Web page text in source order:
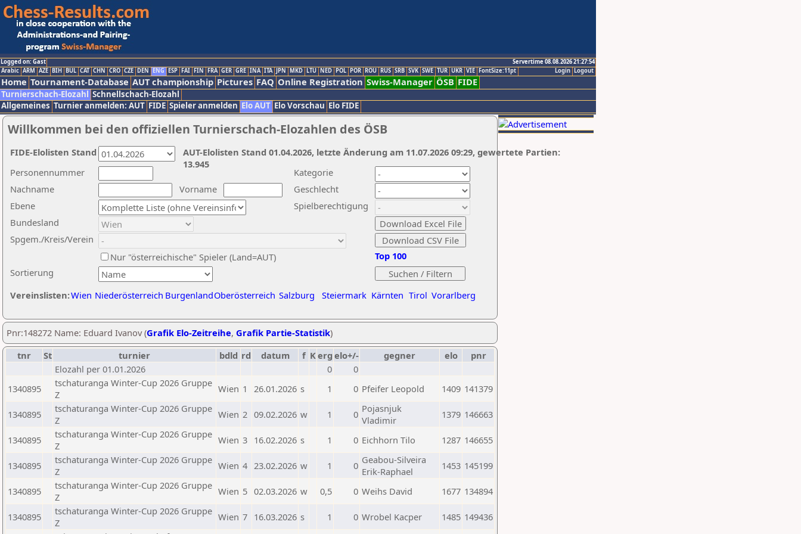
Logged on: Gast
Servertime 08.08.2026 21:27:54
Logout
Login
Arabic ARM AZE BIH BUL CAT CHN CRO CZE DEN ENG ESP FAI FIN FRA GER GRE INA ITA JPN MKD LTU NED POL POR ROU RUS SRB SVK SWE TUR UKR VIE FontSize:11pt
Home Tournament-Database AUT championship Pictures FAQ Online Registration Swiss-Manager ÖSB FIDE
Turnierschach-Elozahl Schnellschach-Elozahl
Allgemeines Turnier anmelden: AUT FIDE Spieler anmelden Elo AUT Elo Vorschau Elo FIDE
Willkommen bei den offiziellen Turnierschach-Elozahlen des ÖSB
Nachname
Vorname
Ebene
Kategorie
Sortierung
Personennummer
Bundesland
Spgem./Kreis/Verein
Geschlecht
Nur "österreichische" Spieler (Land=AUT)
Spielberechtigung
Vereinslisten:Wien Niederösterreich BurgenlandOberösterreich Salzburg Steiermark Kärnten Tirol Vorarlberg
Top 100
AUT-Elolisten Stand 01.04.2026, letzte Änderung am 11.07.2026 09:29, gewertete Partien:
13.945
FIDE-Elolisten Stand
Pnr:148272 Name: Eduard Ivanov (Grafik Elo-Zeitreihe, Grafik Partie-Statistik)
tnr
St turnier bdld rd datum f Kerg elo+/- gegner elo
pnr
Elozahl per 01.01.2026
0
0
1340895
tschaturanga Winter-Cup 2026 Gruppe
Z
Wien 1 26.01.2026 s 1 0 Pfeifer Leopold 1409 141379
1340895
tschaturanga Winter-Cup 2026 Gruppe
Z
Wien 2 09.02.2026 w 1 0 Pojasnjuk
Vladimir
1379 146663
1340895
tschaturanga Winter-Cup 2026 Gruppe
Z
Wien 3 16.02.2026 s 1 0 Eichhorn Tilo 1287 146655
1340895
tschaturanga Winter-Cup 2026 Gruppe
Z
Wien 4 23.02.2026 w 1 0 Geabou-Silveira
Erik-Raphael
1453 145199
1340895
tschaturanga Winter-Cup 2026 Gruppe
Z
Wien 5 02.03.2026 w 0,5 0 Weihs David 1677 134894
1340895
tschaturanga Winter-Cup 2026 Gruppe
Z
Wien 7 16.03.2026 s 1 0 Wrobel Kacper 1485 149436